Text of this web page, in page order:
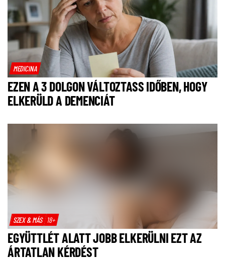
MEDICINA
EZEN A 3 DOLGON VÁLTOZTASS IDŐBEN, HOGY
ELKERÜLD A DEMENCIÁT
SZEX & MÁS 18+
EGYÜTTLÉT ALATT JOBB ELKERÜLNI EZT AZ
ÁRTATLAN KÉRDÉST